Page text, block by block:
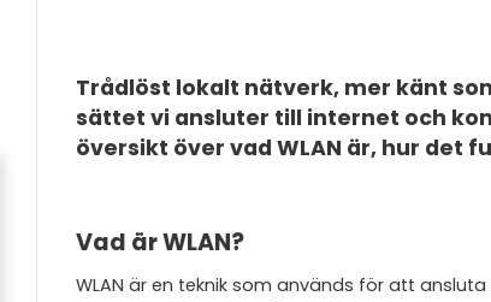
Trådlöst lokalt nätverk, mer känt
sättet vi ansluter till internet och
översikt över vad WLAN är, hur det
Vad är WLAN?
WLAN är en teknik som används för att